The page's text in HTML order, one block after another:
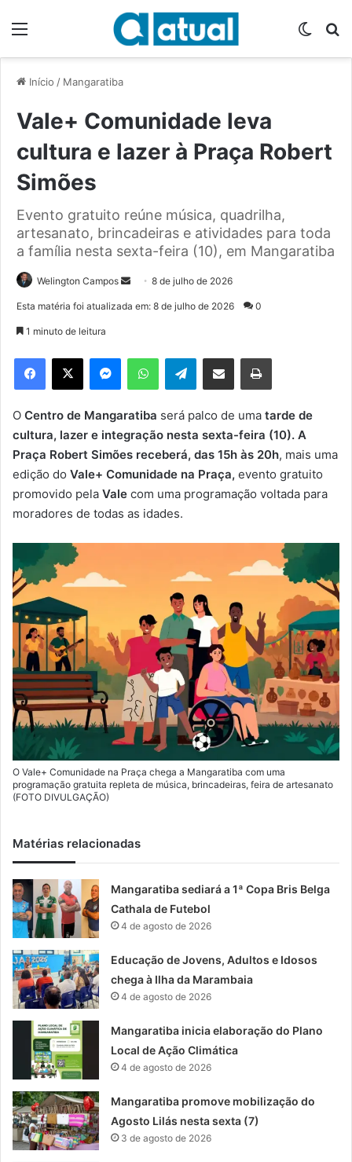
Início / Mangaratiba
Vale+ Comunidade leva
cultura e lazer à Praça Robert
Simões
Evento gratuito reúne música, quadrilha,
artesanato, brincadeiras e atividades para toda
a família nesta sexta-feira (10), em Mangaratiba
Welington Campos
e
m
e
-
m
a
8 de julho de 2026
Esta matéria foi atualizada em: 8 de julho de 2026 0
1 minuto de leitura
Telegram
O Centro de Mangaratiba será palco de uma tarde de
cultura, lazer e integração nesta sexta-feira (10). A
Praça Robert Simões receberá, das 15h às 20h, mais uma
edição do Vale+ Comunidade na Praça, evento gratuito
promovido pela Vale com uma programação voltada para
moradores de todas as idades.
O Vale+ Comunidade na Praça chega a Mangaratiba com uma
programação gratuita repleta de música, brincadeiras, feira de artesanato
(FOTO DIVULGAÇÃO)
Matérias relacionadas
Mangaratiba sediará a 1ª Copa Bris Belga
Cathala de Futebol
4 de agosto de 2026
Educação de Jovens, Adultos e Idosos
chega à Ilha da Marambaia
4 de agosto de 2026
Mangaratiba inicia elaboração do Plano
Local de Ação Climática
4 de agosto de 2026
Mangaratiba promove mobilização do
Agosto Lilás nesta sexta (7)
3 de agosto de 2026